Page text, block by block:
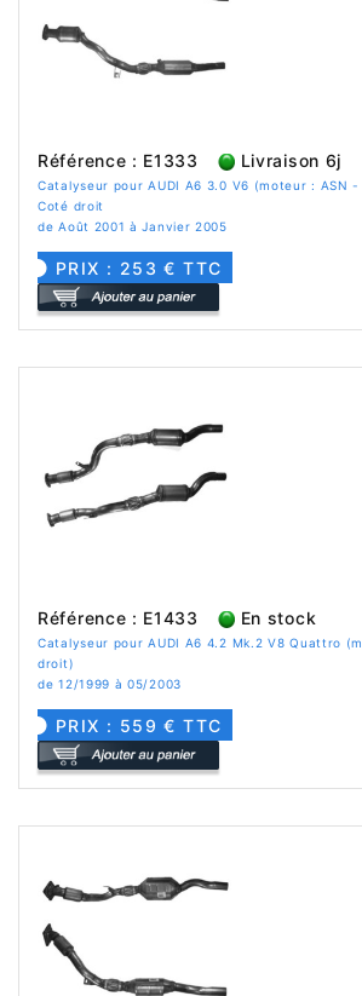
Référence : E1333 Livraison 6j
Catalyseur pour AUDI A6 3.0 V6 (moteur : ASN
Coté droit
de Août 2001 à Janvier 2005
PRIX : 253 € TTC
Référence : E1433 En stock
Catalyseur pour AUDI A6 4.2 Mk.2 V8 Quattro
droit)
de 12/1999 à 05/2003
PRIX : 559 € TTC